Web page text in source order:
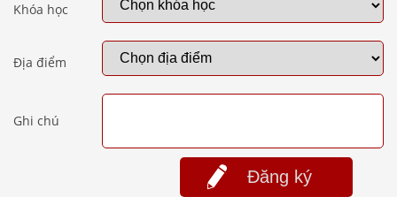
Khóa học
Địa điểm
Ghi chú
Đăng ký